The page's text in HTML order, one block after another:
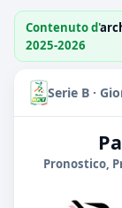
Contenuto d'
2025-2026
Serie B ·
Pronostico,